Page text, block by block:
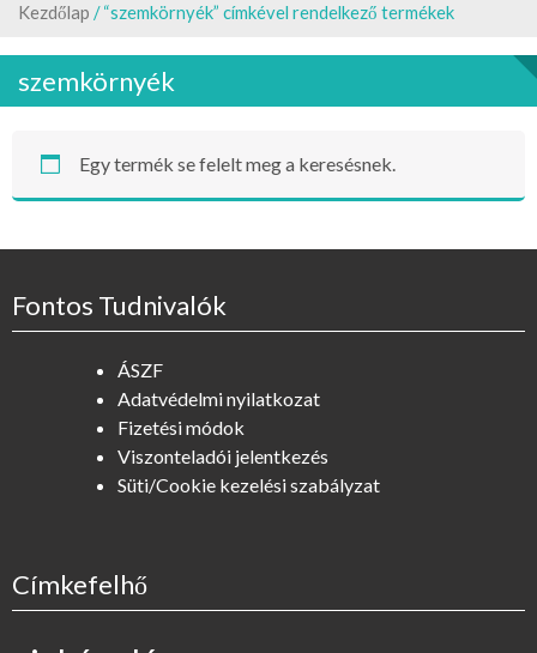
Kezdőlap / “szemkörnyék” címkével rendelkező termékek
szemkörnyék
Egy termék se felelt meg a keresésnek.
Fontos Tudnivalók
ÁSZF
Adatvédelmi nyilatkozat
Fizetési módok
Viszonteladói jelentkezés
Süti/Cookie kezelési szabályzat
Címkefelhő